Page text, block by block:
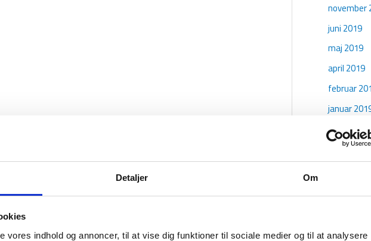
Detaljer Om
vores indhold og annoncer, til at vise dig funktioner til sociale medier og til at analysere
november
juni 2019
maj 2019
april 2019
februar
januar
oktober
maj 2018
december